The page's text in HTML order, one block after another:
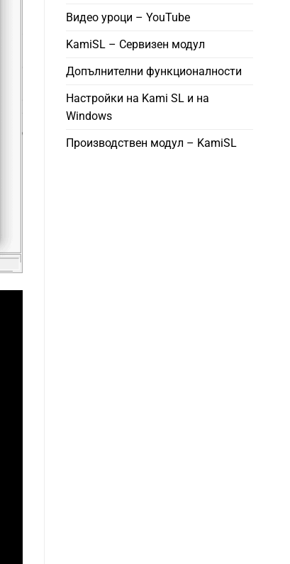
Видео уроци – YouTube
KamiSL – Сервизен модул
Допълнителни функционалности
Настройки на Kami SL и на
Windows
Производствен модул – KamiSL